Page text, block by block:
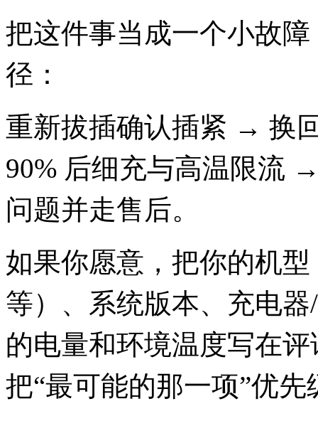
把这件事当成一个小故
径：
重新拔插确认插紧 → 换
90% 后细充与高温限流
问题并走售后。
如果你愿意，把你的机型
等）、系统版本、充电
的电量和环境温度写在
把“最可能的那一项”优先